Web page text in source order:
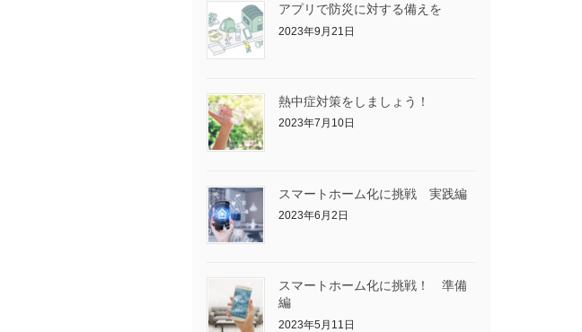
アプリで防災に対する備えを
2023年9月21日
熱中症対策をしましょう！
2023年7月10日
スマートホーム化に挑戦 実践編
2023年6月2日
スマートホーム化に挑戦！ 準備
編
2023年5月11日